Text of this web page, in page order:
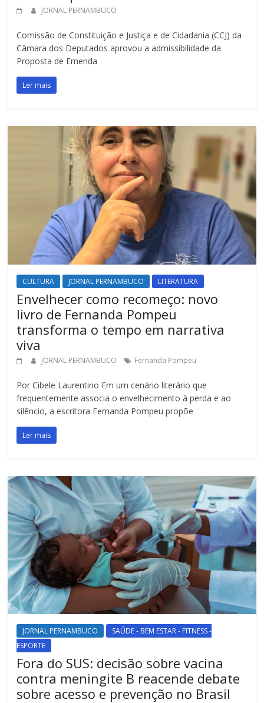
JORNAL PERNAMBUCO
Comissão de Constituição e Justiça e de Cidadania (CCJ) da
Câmara dos Deputados aprovou a admissibilidade da
Proposta de Emenda
Ler mais
CULTURA JORNAL PERNAMBUCO LITERATURA
Envelhecer como recomeço: novo
livro de Fernanda Pompeu
transforma o tempo em narrativa
viva
JORNAL PERNAMBUCO Fernanda Pompeu
Por Cibele Laurentino Em um cenário literário que
frequentemente associa o envelhecimento à perda e ao
silêncio, a escritora Fernanda Pompeu propõe
Ler mais
JORNAL PERNAMBUCO
SAÚDE - BEM ESTAR - FITNESS -
ESPORTE
Fora do SUS: decisão sobre vacina
contra meningite B reacende debate
sobre acesso e prevenção no Brasil